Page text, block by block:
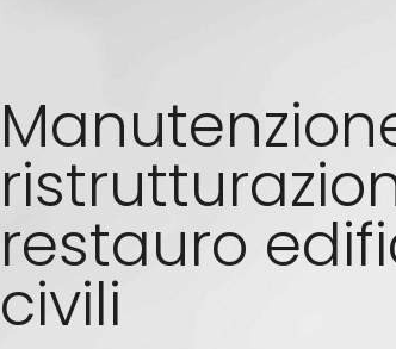
restauro
civili